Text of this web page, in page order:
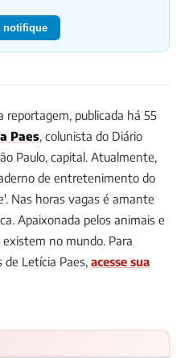
notifique
publicada há 55
Paes, colunista do Diário
Paulo, capital. Atualmente,
de entretenimento do
Nas horas vagas é amante
Apaixonada pelos animais e
no mundo. Para
Letícia Paes, acesse sua